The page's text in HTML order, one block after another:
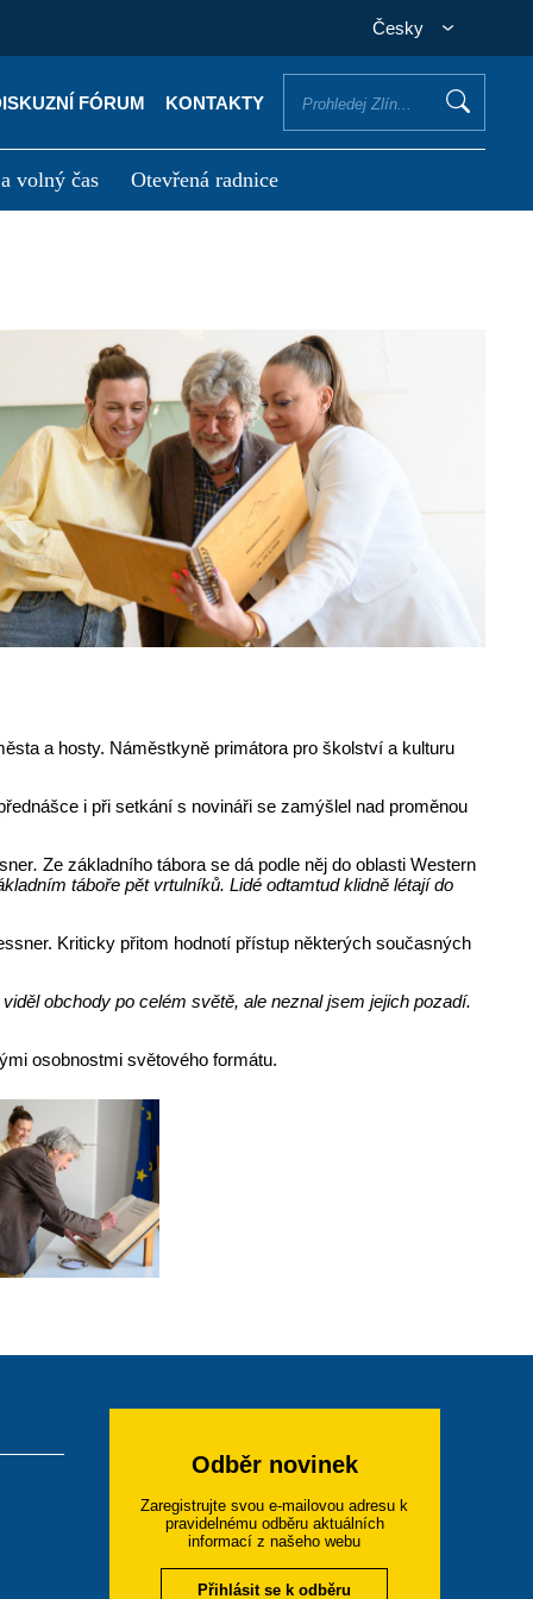
Česky
FÓRUM KONTAKTY
volný čas Otevřená radnice
a hosty. Náměstkyně primátora pro školství a kulturu
i při setkání s novináři se zamýšlel nad proměnou
.Ze základního tábora se dá podle něj do oblasti Western
táboře pět vrtulníků. Lidé odtamtud klidně létají do
Kriticky přitom hodnotí přístup některých současných
obchody po celém světě, ale neznal jsem jejich pozadí.
osobnostmi světového formátu.
Odběr novinek
Zaregistrujte svou e-mailovou adresu k
pravidelnému odběru aktuálních
informací z našeho webu
Přihlásit se k odběru